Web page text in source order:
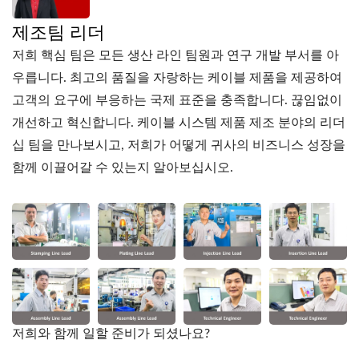
제조팀 리더
저희 핵심 팀은 모든 생산 라인 팀원과 연구 개발 부서를 아
우릅니다. 최고의 품질을 자랑하는 케이블 제품을 제공하여
고객의 요구에 부응하는 국제 표준을 충족합니다. 끊임없이
개선하고 혁신합니다. 케이블 시스템 제품 제조 분야의 리더
십 팀을 만나보시고, 저희가 어떻게 귀사의 비즈니스 성장을
함께 이끌어갈 수 있는지 알아보십시오.
저희와 함께 일할 준비가 되셨나요?